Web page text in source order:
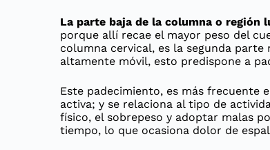
La parte baja de la columna o región
porque allí recae el mayor peso del
columna cervical, es la segunda
altamente móvil, esto predispone a
Este padecimiento, es más frecuente
activa; y se relaciona al tipo de
físico, el sobrepeso y adoptar malas
tiempo, lo que ocasiona dolor de